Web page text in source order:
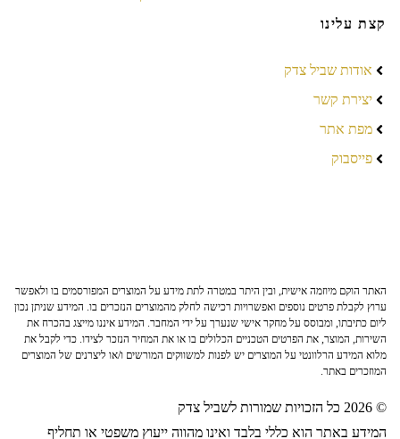
קצת עלינו
אודות שביל צדק
יצירת קשר
מפת אתר
פייסבוק
האתר הוקם מיוזמה אישית, ובין היתר במטרה לתת מידע על המוצרים המפורסמים בו ולאפשר
ערוץ לקבלת פרטים נוספים ואפשרויות רכישה לחלק מהמוצרים הנזכרים בו. המידע שניתן נכון
ליום כתיבתו, ומבוסס על מחקר אישי שנערך על ידי המחבר. המידע איננו מייצג בהכרח את
השירות, המוצר, את הפרטים הטכניים הכלולים בו או את המחיר הנזכר לצידו. כדי לקבל את
מלוא המידע הרלוונטי על המוצרים יש לפנות למשווקים המורשים ו/או ליצרנים של המוצרים
המוזכרים באתר.
© 2026 כל הזכויות שמורות לשביל צדק
המידע באתר הוא כללי בלבד ואינו מהווה ייעוץ משפטי או תחליף